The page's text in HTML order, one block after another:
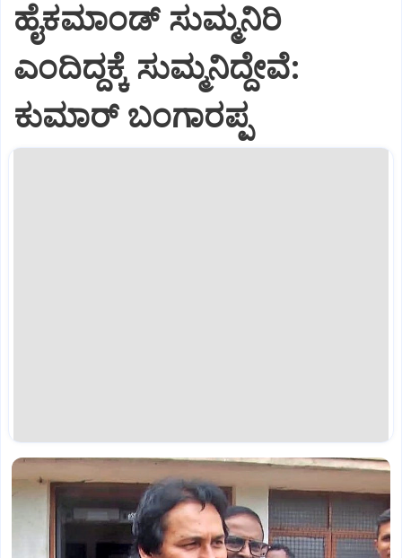
ಹೈಕಮಾಂಡ್ ಸುಮ್ಮನಿರಿ
ಎಂದಿದ್ದಕ್ಕೆ ಸುಮ್ಮನಿದ್ದೇವೆ:
ಕುಮಾರ್ ಬಂಗಾರಪ್ಪ